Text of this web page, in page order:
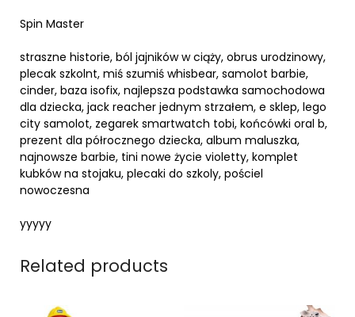
Spin Master
straszne historie, ból jajników w ciąży, obrus urodzinowy,
plecak szkolnt, miś szumiś whisbear, samolot barbie,
cinder, baza isofix, najlepsza podstawka samochodowa
dla dziecka, jack reacher jednym strzałem, e sklep, lego
city samolot, zegarek smartwatch tobi, końcówki oral b,
prezent dla półrocznego dziecka, album maluszka,
najnowsze barbie, tini nowe życie violetty, komplet
kubków na stojaku, plecaki do szkoly, pościel
nowoczesna
yyyyy
Related products